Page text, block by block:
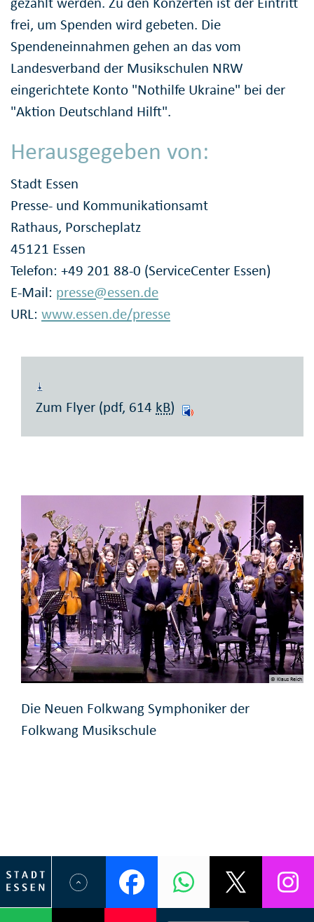
frei, um Spenden wird gebeten. Die
Spendeneinnahmen gehen an das vom
Landesverband der Musikschulen NRW
eingerichtete Konto "Nothilfe Ukraine" bei der
"Aktion Deutschland Hilft".
Herausgegeben von:
Stadt Essen
Presse- und Kommunikationsamt
Rathaus, Porscheplatz
45121 Essen
Telefon: +49 201 88-0 (ServiceCenter Essen)
E-Mail: presse@essen.de
URL: www.essen.de/presse
Zum Flyer (pdf, 614 kB)
© Klaus Reich
Die Neuen Folkwang Symphoniker der
Folkwang Musikschule